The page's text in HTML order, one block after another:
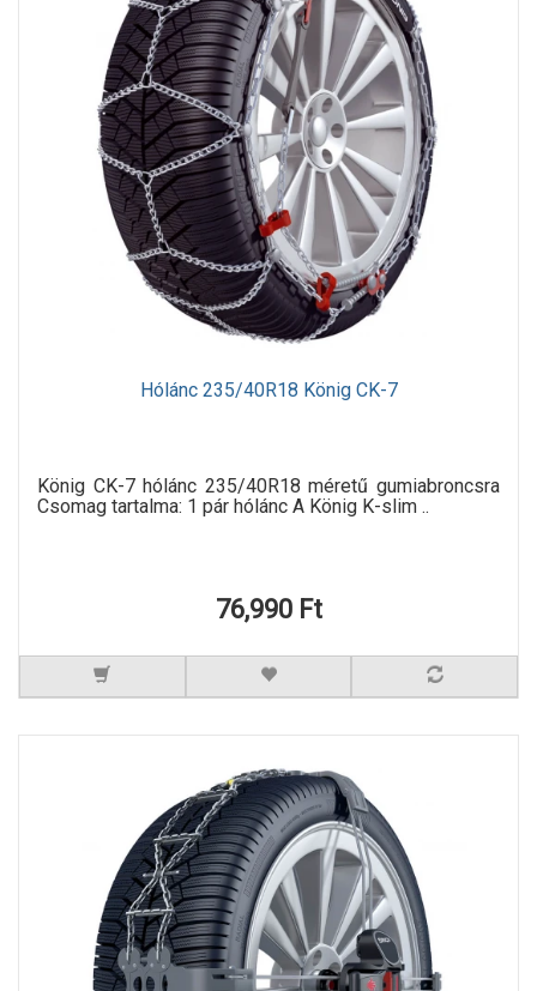
Hólánc 235/40R18 König CK-7
König CK-7 hólánc 235/40R18 méretű gumiabroncsra
Csomag tartalma: 1 pár hólánc A König K-slim ..
76,990 Ft